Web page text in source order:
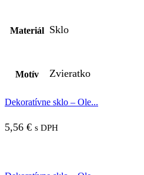
Materiál Sklo
Motív Zvieratko
Dekoratívne sklo – Ole...
5,56 € s DPH